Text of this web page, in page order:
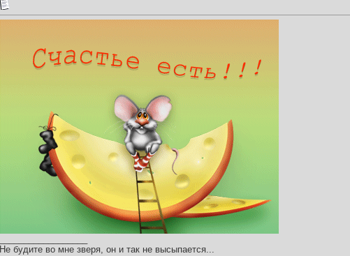
Не будите во мне зверя, он и так не высыпается...